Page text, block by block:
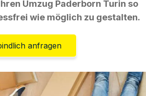
Umzug Paderborn Turin so
wie möglich zu gestalten.
anfragen